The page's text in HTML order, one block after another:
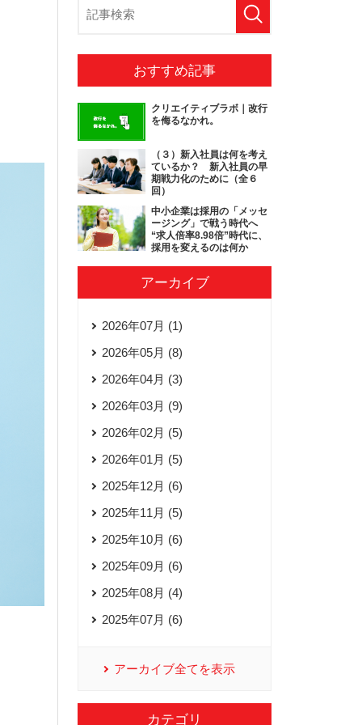
おすすめ記事
クリエイティブラボ｜改行
を侮るなかれ。
（３）新入社員は何を考え
ているか？ 新入社員の早
期戦力化のために（全６
回）
中小企業は採用の「メッセ
ージング」で戦う時代へ
“求人倍率8.98倍”時代に、
採用を変えるのは何か
アーカイブ
2026年07月 (1)
2026年05月 (8)
2026年04月 (3)
2026年03月 (9)
2026年02月 (5)
2026年01月 (5)
2025年12月 (6)
2025年11月 (5)
2025年10月 (6)
2025年09月 (6)
2025年08月 (4)
2025年07月 (6)
アーカイブ全てを表示
カテゴリ